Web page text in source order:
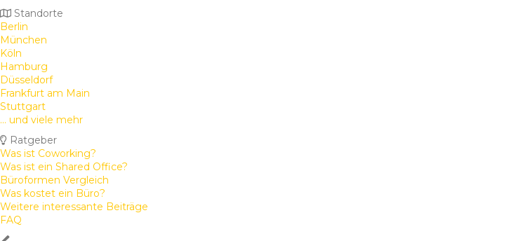
Standorte
Berlin
München
Köln
Hamburg
Düsseldorf
Frankfurt am Main
Stuttgart
... und viele mehr
Ratgeber
Was ist Coworking?
Was ist ein Shared Office?
Büroformen Vergleich
Was kostet ein Büro?
Weitere interessante Beiträge
FAQ